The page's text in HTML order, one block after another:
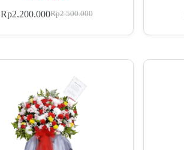
Rp2.500.000
Rp2.200.000